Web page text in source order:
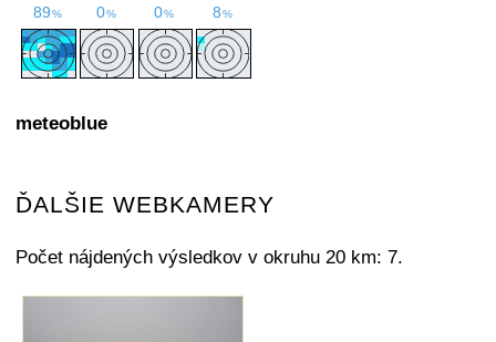
meteoblue
ĎALŠIE WEBKAMERY
Počet nájdených výsledkov v okruhu 20 km: 7.